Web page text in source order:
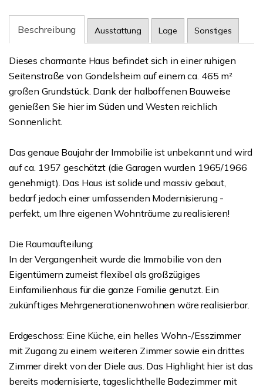
Beschreibung Ausstattung Lage Sonstiges
Dieses charmante Haus befindet sich in einer ruhigen
Seitenstraße von Gondelsheim auf einem ca. 465 m²
großen Grundstück. Dank der halboffenen Bauweise
genießen Sie hier im Süden und Westen reichlich
Sonnenlicht.
Das genaue Baujahr der Immobilie ist unbekannt und wird
auf ca. 1957 geschätzt (die Garagen wurden 1965/1966
genehmigt). Das Haus ist solide und massiv gebaut,
bedarf jedoch einer umfassenden Modernisierung -
perfekt, um Ihre eigenen Wohnträume zu realisieren!
Die Raumaufteilung:
In der Vergangenheit wurde die Immobilie von den
Eigentümern zumeist flexibel als großzügiges
Einfamilienhaus für die ganze Familie genutzt. Ein
zukünftiges Mehrgenerationenwohnen wäre realisierbar.
Erdgeschoss: Eine Küche, ein helles Wohn-/Esszimmer
mit Zugang zu einem weiteren Zimmer sowie ein drittes
Zimmer direkt von der Diele aus. Das Highlight hier ist das
bereits modernisierte, tageslichthelle Badezimmer mit